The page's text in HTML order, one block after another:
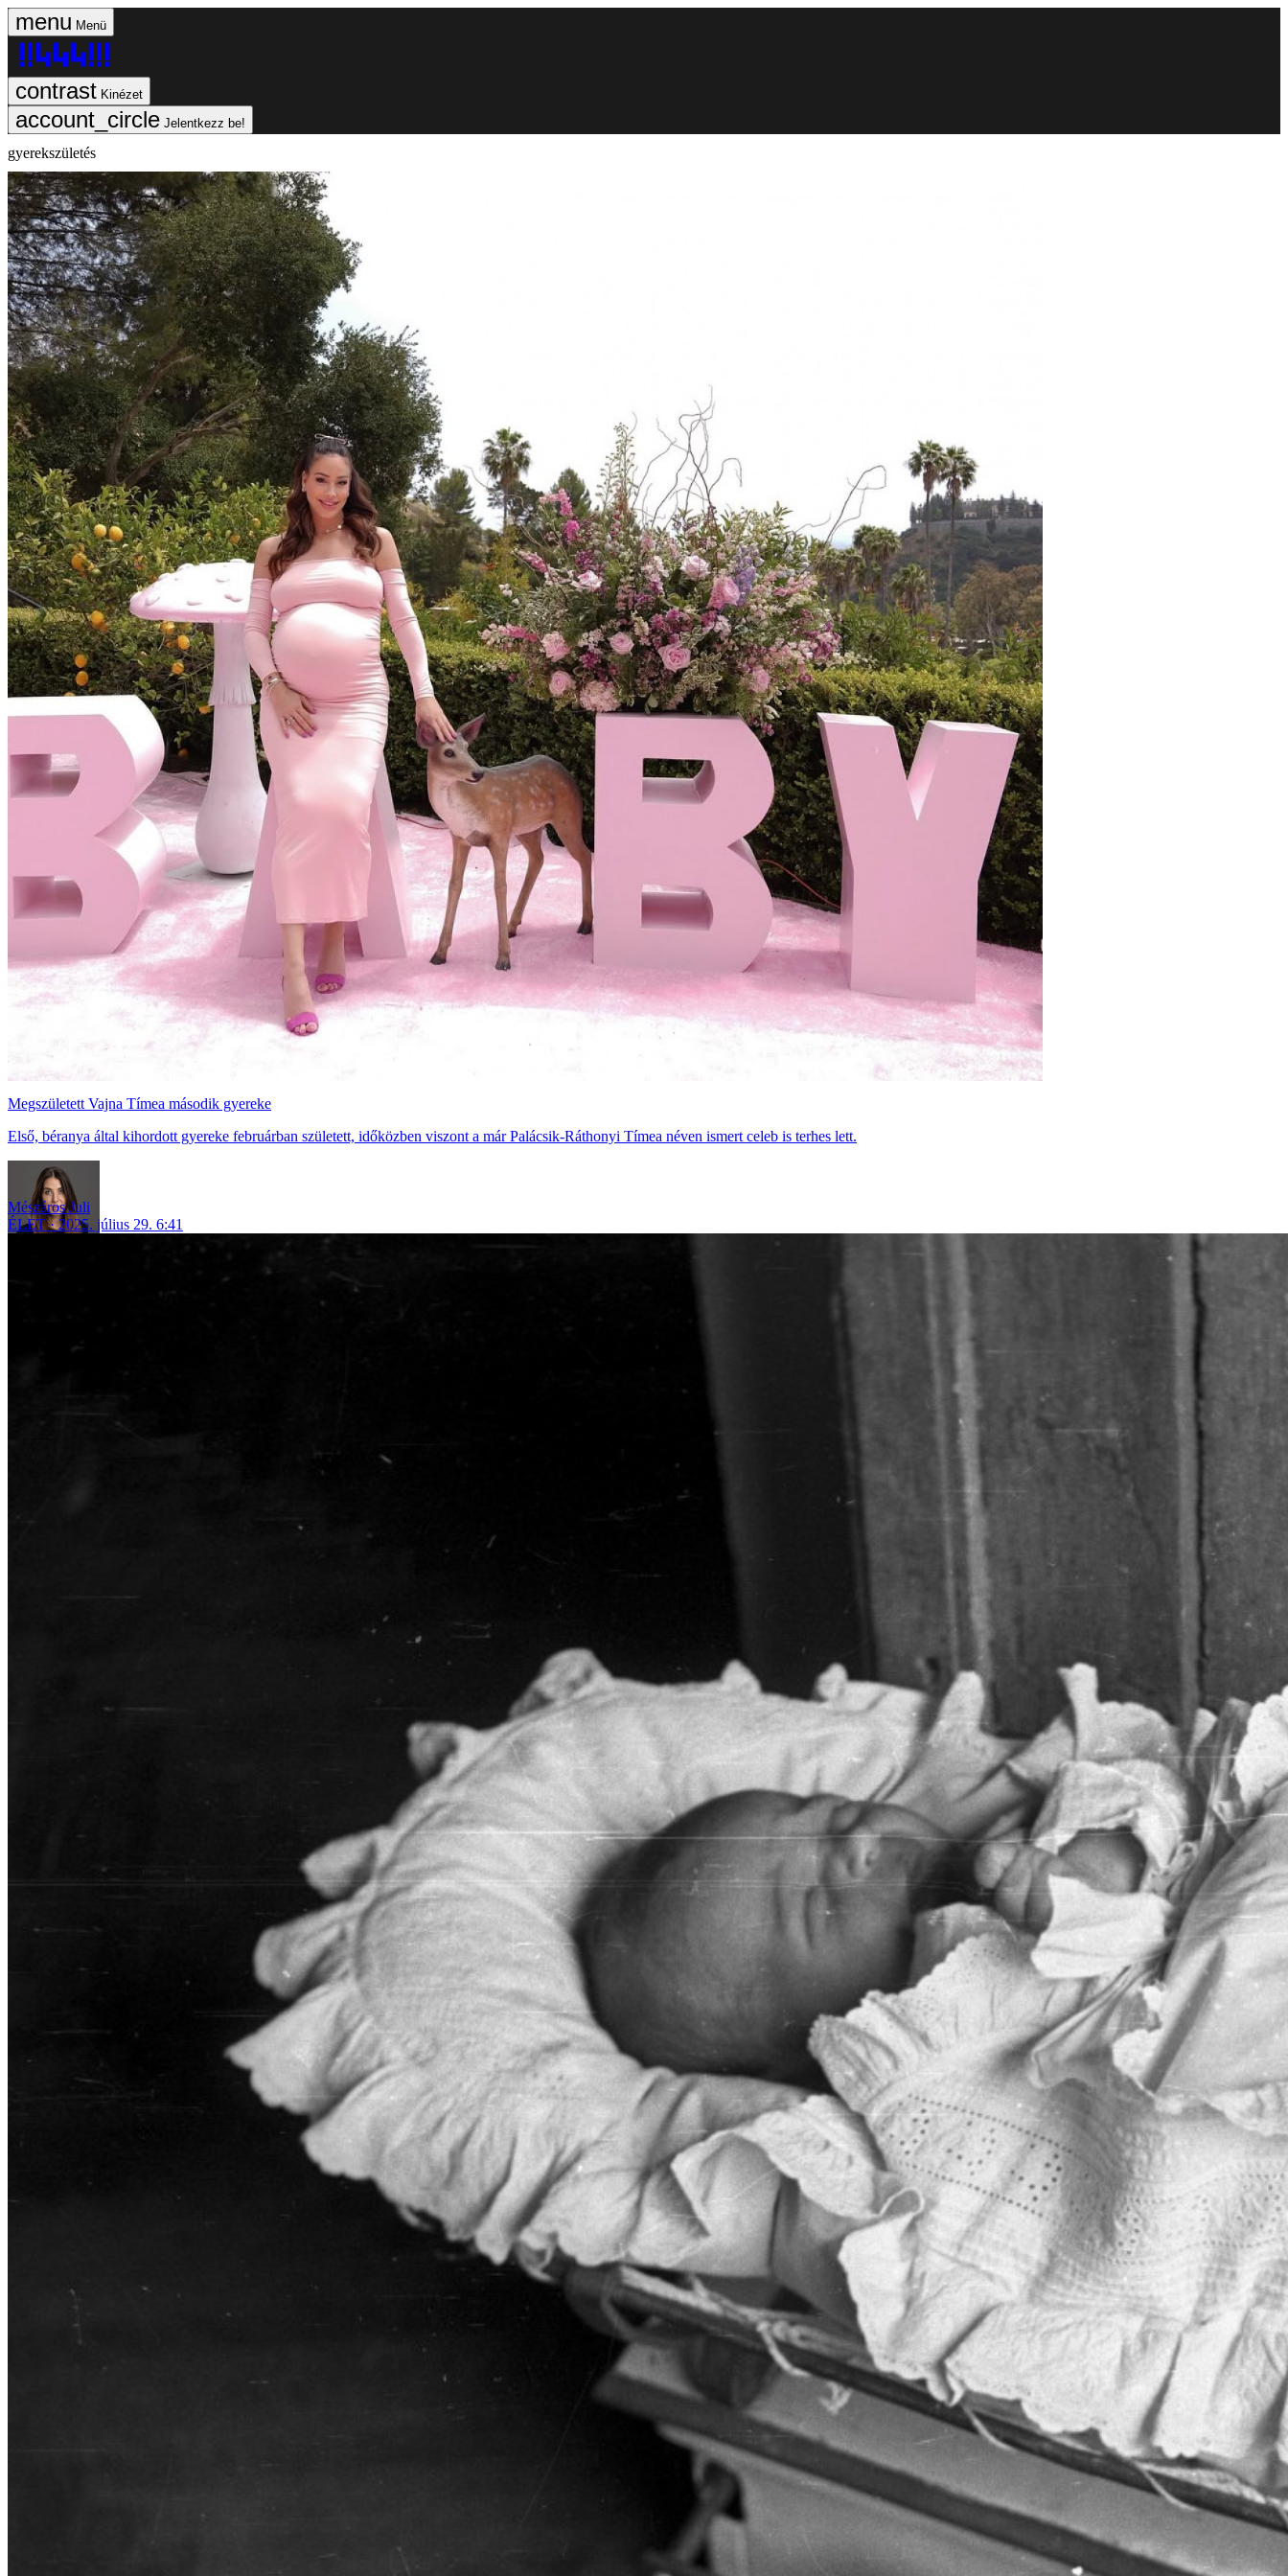
Menü
Kinézet
Jelentkezz be!
gyerekszületés
Megszületett Vajna Tímea második gyereke
Első, béranya által kihordott gyereke februárban született, időközben viszont a már Palácsik-Ráthonyi Tímea néven ismert celeb is terhes lett.
Mészáros Juli
ÉLET
2025. július 29. 6:41